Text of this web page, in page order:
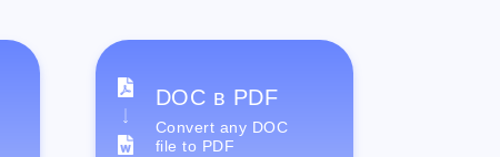
DOC в PDF
Convert any DOC
file to PDF